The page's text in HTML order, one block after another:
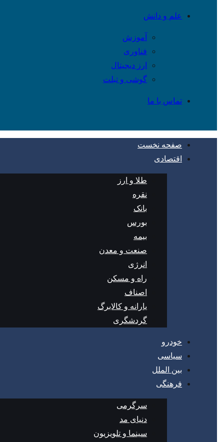
علم و دانش
آموزش
فناوری
ارز دیجیتال
گوشی و تبلت
تماس با ما
صفحه نخست
اقتصادی
طلا و ارز
نقره
بانک
بورس
بیمه
صنعت و معدن
انرژی
راه و مسکن
اصناف
یارانه و کالابرگ
گردشگری
خودرو
سیاسی
بین الملل
فرهنگی
سرگرمی
دنیای مد
سینما و تلویزیون